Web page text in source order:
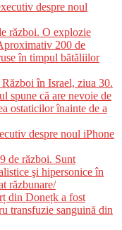
despre noul
război. O explozie
200 de
în timpul bătăliilor
în Israel, ziua 30.
spune că are nevoie de
ostaticilor înainte de a
despre noul iPhone
de război. Sunt
şi hipersonice în
răzbunare/
din Donețk a fost
transfuzie sanguină din